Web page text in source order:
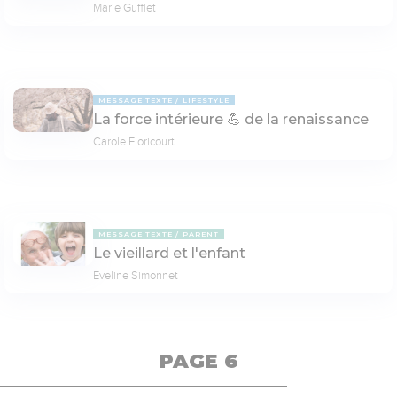
Marie Gufflet
MESSAGE TEXTE LIFESTYLE
La force intérieure 💪 de la renaissance
Carole Floricourt
MESSAGE TEXTE PARENT
Le vieillard et l'enfant
Eveline Simonnet
PAGE 6